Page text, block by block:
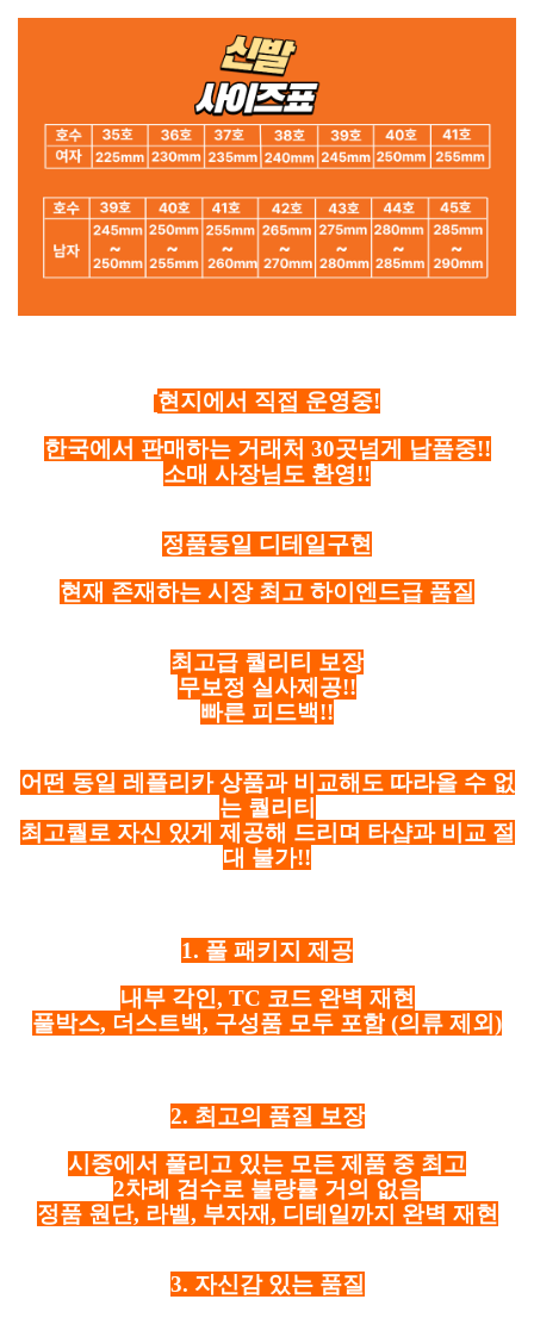
현지에서 직접 운영중!
한국에서 판매하는 거래처 30곳넘게 납품중!!
소매 사장님도 환영!!
정품동일 디테일구현
현재 존재하는 시장 최고 하이엔드급 품질
최고급 퀄리티 보장
무보정 실사제공!!
빠른 피드백!!
어떤 동일 레플리카 상품과 비교해도 따라올 수 없
는 퀄리티
최고퀄로 자신 있게 제공해 드리며 타샵과 비교 절
대 불가!!
1. 풀 패키지 제공
내부 각인, TC 코드 완벽 재현
풀박스, 더스트백, 구성품 모두 포함 (의류 제외)
2. 최고의 품질 보장
시중에서 풀리고 있는 모든 제품 중 최고
2차례 검수로 불량률 거의 없음
정품 원단, 라벨, 부자재, 디테일까지 완벽 재현
3. 자신감 있는 품질